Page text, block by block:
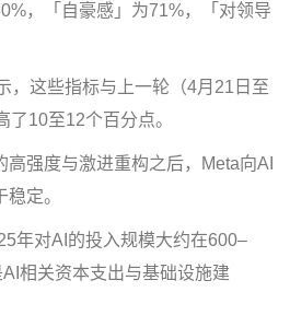
，「自豪感」为71%，「对领导
这些指标与上一轮（4月21日至
10至12个百分点。
强度与激进重构之后，Meta向AI
定。
对AI的投入规模大约在600–
相关资本支出与基础设施建